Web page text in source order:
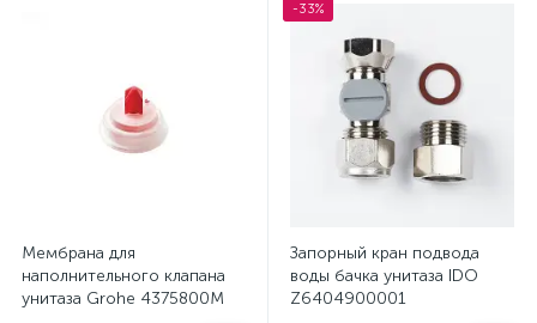
Мембрана для
наполнительного клапана
унитаза Grohe 4375800M
-33%
Запорный кран подвода
воды бачка унитаза IDO
Z6404900001